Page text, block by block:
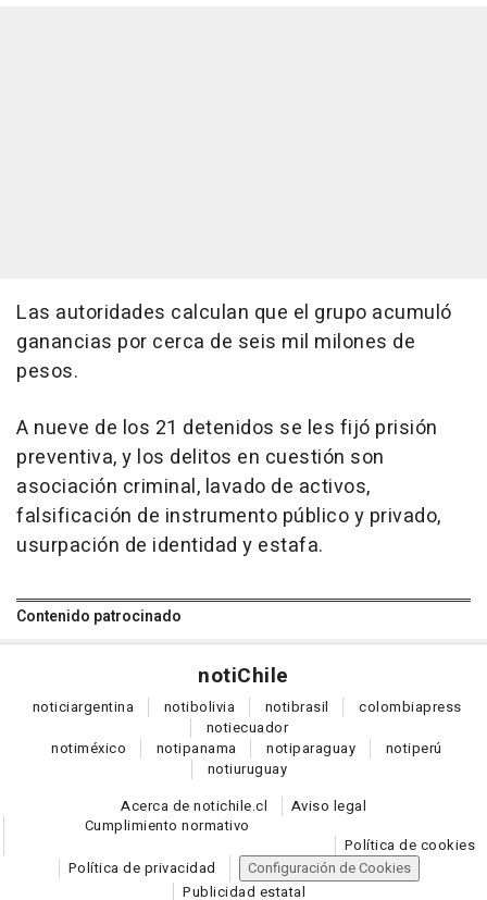
Las autoridades calculan que el grupo acumuló
ganancias por cerca de seis mil milones de
pesos.
A nueve de los 21 detenidos se les fijó prisión
preventiva, y los delitos en cuestión son
asociación criminal, lavado de activos,
falsificación de instrumento público y privado,
usurpación de identidad y estafa.
Contenido patrocinado
notiChile
noticiargentina notibolivia notibrasil colombiapress
notiecuador
notiméxico notipanama notiparaguay notiperú
notiuruguay
Acerca de notichile.cl
Aviso legal
Cumplimiento normativo
Política de cookies
Política de privacidad
Configuración de Cookies
Publicidad estatal